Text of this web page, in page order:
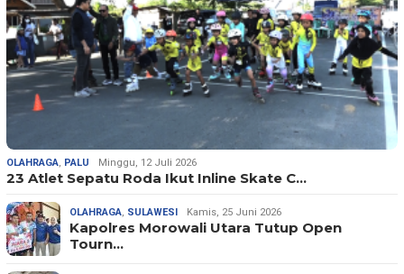
OLAHRAGA, PALU Minggu, 12 Juli 2026
23 Atlet Sepatu Roda Ikut Inline Skate C…
OLAHRAGA, SULAWESI Kamis, 25 Juni 2026
Kapolres Morowali Utara Tutup Open
Tourn…